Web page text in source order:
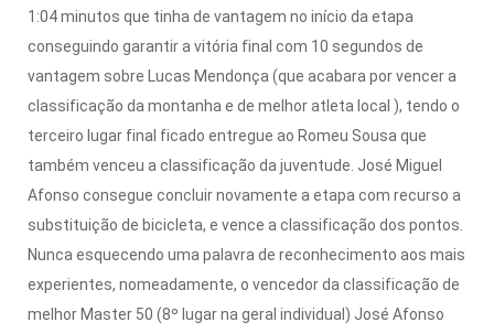
1:04 minutos que tinha de vantagem no início da etapa
conseguindo garantir a vitória final com 10 segundos de
vantagem sobre Lucas Mendonça (que acabara por vencer a
classificação da montanha e de melhor atleta local ), tendo o
terceiro lugar final ficado entregue ao Romeu Sousa que
também venceu a classificação da juventude. José Miguel
Afonso consegue concluir novamente a etapa com recurso a
substituição de bicicleta, e vence a classificação dos pontos.
Nunca esquecendo uma palavra de reconhecimento aos mais
experientes, nomeadamente, o vencedor da classificação de
melhor Master 50 (8º lugar na geral individual) José Afonso